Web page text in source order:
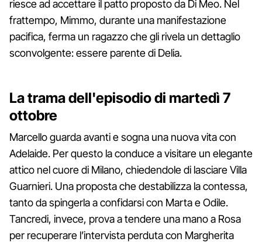
riesce ad accettare il patto proposto da Di Meo. Nel
frattempo, Mimmo, durante una manifestazione
pacifica, ferma un ragazzo che gli rivela un dettaglio
sconvolgente: essere parente di Delia.
La trama dell'episodio di martedì 7
ottobre
Marcello guarda avanti e sogna una nuova vita con
Adelaide. Per questo la conduce a visitare un elegante
attico nel cuore di Milano, chiedendole di lasciare Villa
Guarnieri. Una proposta che destabilizza la contessa,
tanto da spingerla a confidarsi con Marta e Odile.
Tancredi, invece, prova a tendere una mano a Rosa
per recuperare l’intervista perduta con Margherita